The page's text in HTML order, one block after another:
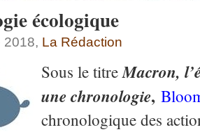
écologique
2018, La Rédaction
Sous le titreMacron,
une chronologie,
chronologique des